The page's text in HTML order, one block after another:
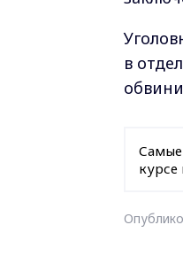
в
Самые
курсе